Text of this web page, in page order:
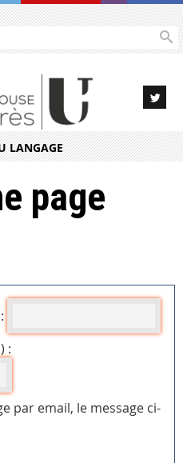
LANGAGE
page
:
par email, le message ci-